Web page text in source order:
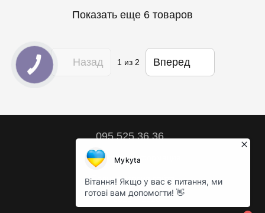
Показать еще 6 товаров
Назад 1из 2 Вперед
095 525 36 36
Контактная информация
Полная версия сайта
© 2018 – 2026